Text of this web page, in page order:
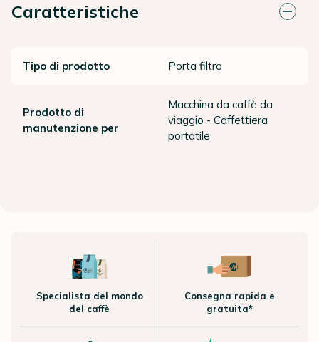
Caratteristiche
Tipo di prodotto Porta filtro
Prodotto di
manutenzione per
Macchina da caffè da
viaggio - Caffettiera
portatile
Specialista del mondo
del caffè
Consegna rapida e
gratuita*